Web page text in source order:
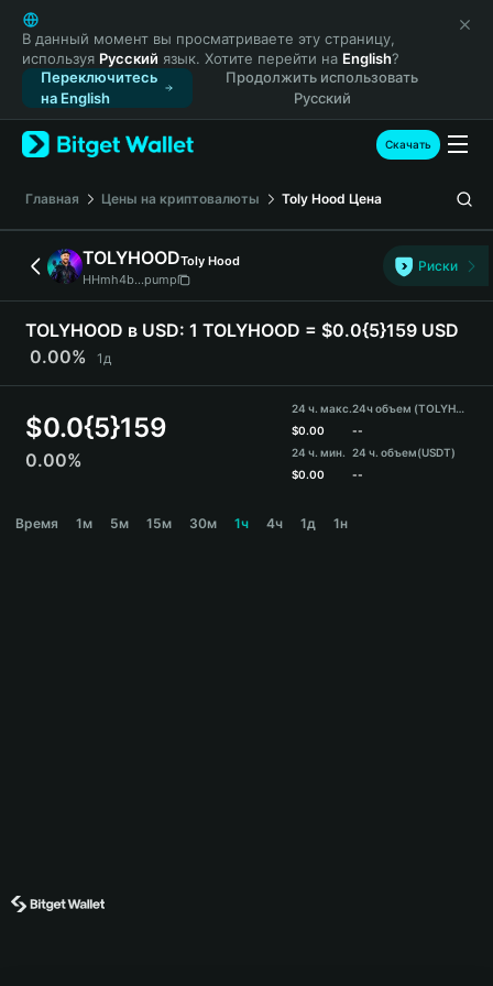
English
日本語
Tiếng Việt
Русский
Español (Latinoamérica)
Türkçe
Français
Deutsch
简体中文
繁體中文
Português (Portugal)
Bahasa Indonesia
ภาษาไทย
हिन्दी
Español
Português (Brasil)
В данный момент вы просматриваете эту страницу,
используя Русский язык. Хотите перейти на English?
Переключитесь
на English
Продолжить использовать
Русский
Скачать
Главная Цены на криптовалюты Toly Hood Цена
TOLYHOODToly Hood
HHmh4b...pump
Риски
TOLYHOOD в USD: 1 TOLYHOOD = $0.0{5}159 USD
0.00%
1д
$0.0{5}159
0.00%
24 ч. макс.
$0.00
24 ч. мин.
$0.00
24ч объем (TOLYHOOD)
--
24 ч. объем(USDT)
--
Время 1м 5м 15м 30м 1ч 4ч 1д 1н